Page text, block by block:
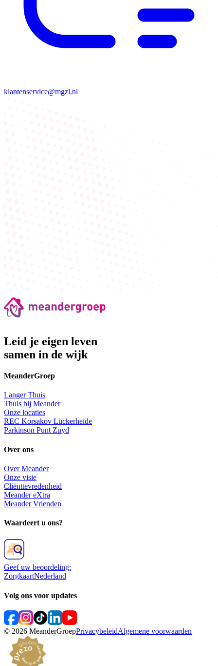
klantenservice@mgzl.nl
Leid je eigen leven
samen in de wijk
MeanderGroep
Langer Thuis
Thuis bij Meander
Onze locaties
REC Korsakov Lückerheide
Parkinson Punt Zuyd
Over ons
Over Meander
Onze visie
Cliënttevredenheid
Meander eXtra
Meander Vrienden
Waardeert u ons?
Geef uw beoordeling:
ZorgkaartNederland
Volg ons voor updates
© 2026 MeanderGroepPrivacybeleidAlgemene voorwaarden